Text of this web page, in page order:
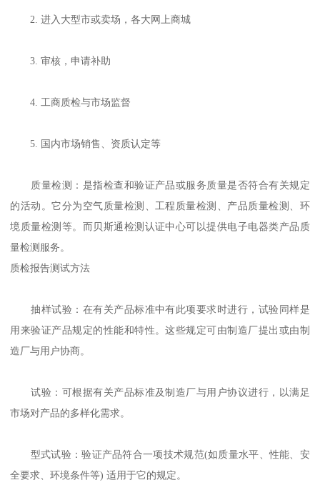
2. 进入大型市或卖场，各大网上商城
3. 审核，申请补助
4. 工商质检与市场监督
5. 国内市场销售、资质认定等
质量检测：是指检查和验证产品或服务质量是否符合有关规定
的活动。它分为空气质量检测、工程质量检测、产品质量检测、环
境质量检测等。而贝斯通检测认证中心可以提供电子电器类产品质
量检测服务。
质检报告测试方法
抽样试验：在有关产品标准中有此项要求时进行，试验同样是
用来验证产品规定的性能和特性。这些规定可由制造厂提出或由制
造厂与用户协商。
试验：可根据有关产品标准及制造厂与用户协议进行，以满足
市场对产品的多样化需求。
型式试验：验证产品符合一项技术规范(如质量水平、性能、安
全要求、环境条件等) 适用于它的规定。